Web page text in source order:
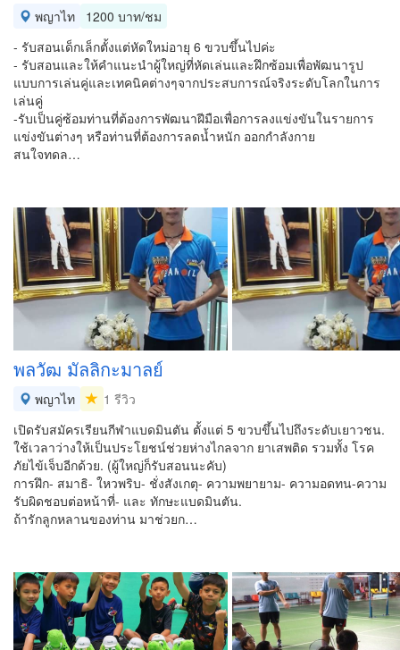
พญาไท
1200 บาท/ชม
- รับสอนเด็กเล็กตั้งแต่หัดใหม่อายุ 6 ขวบขึ้นไปค่ะ
- รับสอนและให้คำแนะนำผู้ใหญ่ที่หัดเล่นและฝึกซ้อมเพื่อพัฒนารูป
แบบการเล่นคู่และเทคนิคต่างๆจากประสบการณ์จริงระดับโลกในการ
เล่นคู่
-รับเป็นคู่ซ้อมท่านที่ต้องการพัฒนาฝีมือเพื่อการลงแข่งขันในรายการ
แข่งขันต่างๆ หรือท่านที่ต้องการลดน้ำหนัก ออกกำลังกาย
สนใจทดล…
พลวัฒ มัลลิกะมาลย์
พญาไท
1 รีวิว
เปิดรับสมัครเรียนกีฬาแบดมินตัน ตั้งแต่ 5 ขวบขึ้นไปถึงระดับเยาวชน.
ใช้เวลาว่างให้เป็นประโยชน์ช่วยห่างไกลจาก ยาเสพติด รวมทั้ง โรค
ภัยไข้เจ็บอีกด้วย. (ผู้ใหญ่ก็รับสอนนะคับ)
การฝึก- สมาธิ- ใหวพริบ- ชั่งสังเกตุ- ความพยายาม- ความอดทน-ความ
รับผิดชอบต่อหน้าที่- และ ทักษะแบดมินตัน.
ถ้ารักลูกหลานของท่าน มาช่วยก…